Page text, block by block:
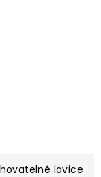
lavice